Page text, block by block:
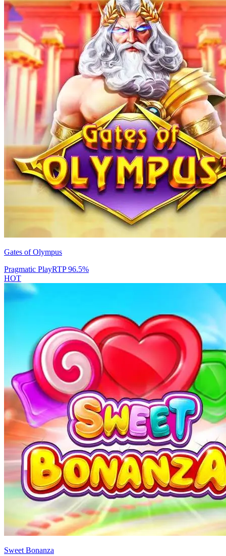
Gates of Olympus
Pragmatic PlayRTP96.5%
HOT
Sweet Bonanza